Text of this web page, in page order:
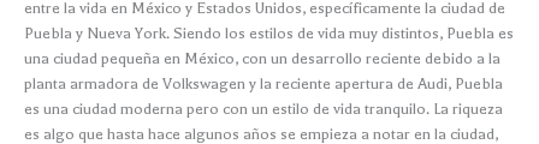
entre la vida en México y Estados Unidos, específicamente la ciudad de
Puebla y Nueva York. Siendo los estilos de vida muy distintos, Puebla es
una ciudad pequeña en México, con un desarrollo reciente debido a la
planta armadora de Volkswagen y la reciente apertura de Audi, Puebla
es una ciudad moderna pero con un estilo de vida tranquilo. La riqueza
es algo que hasta hace algunos años se empieza a notar en la ciudad,